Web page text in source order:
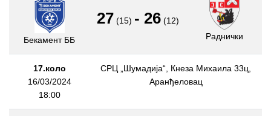
Бекамент ББ
27 (15) - 26 (12)
Раднички
17.коло
16/03/2024
18:00
СРЦ „Шумадија“, Кнеза Михаила 33ц,
Аранђеловац